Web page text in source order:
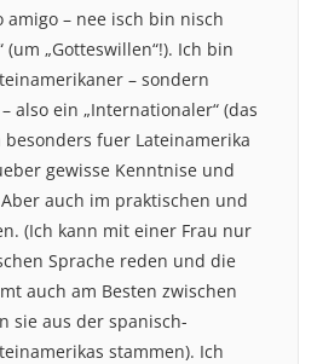
amigo – nee isch bin nisch
(um „Gotteswillen“!). Ich bin
– sondern
also ein „Internationaler“ (das
fuer Lateinamerika
gewisse Kenntnise und
auch im praktischen und
(Ich kann mit einer Frau nur
Sprache reden und die
auch am Besten zwischen
sie aus der spanisch-
stammen). Ich